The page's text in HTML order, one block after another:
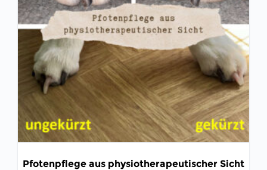
Pfotenpflege aus physiotherapeutischer Sicht